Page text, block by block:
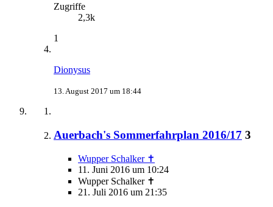
Zugriffe
2,3k
1
Dionysus
13. August 2017 um 18:44
Auerbach's Sommerfahrplan 2016/17 3
Wupper Schalker ✝
11. Juni 2016 um 10:24
Wupper Schalker ✝
21. Juli 2016 um 21:35